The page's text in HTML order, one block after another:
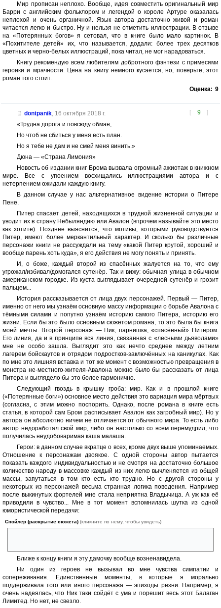
Мир прописан неплохо. Вообще, идея совместить оригинальный мир
Барри с английским фольклором и легендой о короле Артуре оказалась
неплохой и очень органичной. Язык автора достаточно живой и роман
читается легко и быстро. Ну и нельзя не отметить иллюстрации. В отзыве
на «Потерянных богов» я сетовал, что в книге было мало картинок. В
«Похитителе детей» их, что называется, додали: более трех десятков
цветных и черно-белых иллюстраций, пока читал, не мог нарадоваться.
Книгу рекомендую всем любителям добротного фэнтези с примесями
героики и мрачности. Цена на книгу немного кусается, но, поверьте, этот
роман того стоит.
Оценка: 9
[ 9 ]
dontpanik, 16 октября 2018 г.
«Трудна дорога и повсюду обман,
Но чтоб не сбиться у меня есть план.
Но я тебе не дам и не смей меня винить.»
Дюна — «Страна Лимония»
Новость об издании книг Брома вызвала огромный ажиотаж в книжном
мире. Все с упоением восхищались иллюстрациями автора и с
нетерпением ожидали каждую книгу.
В данном случае у нас альтернативное видение истории о Питере
Пене.
Питер спасает детей, находящихся в трудной жизненной ситуации и
уводит их в страну Небыляндию или Авалон (впрочем называйте это место
как хотите). Позднее выяснится, что мотивы, которыми руководствуется
Питер, имеют более меркантильный характер. И сколько бы различные
персонажи книги не рассуждали на тему «какой Питер крутой, хороший и
вообще парень хоть куда», я его действия не могу понять и принять.
И, о боже, каждый второй из спасённых жалуется на то, что ему
угрожал/избивал/домогался сутенёр. Так и вижу: обычная улица в обычном
американском городке. Из куста выглядывает очередной сутенёр и грозит
пальцем...
История рассказывается от лица двух персонажей. Первый — Питер,
именно от него мы узнаём основную массу информации о борьбе Авалона с
тёмными силами и попутно узнаём историю самого Питера, историю его
жизни. Если бы это было основным сюжетом романа, то это была бы книга
моей мечты. Второй персонаж — Ник, парнишка, «спасённый» Питером.
Его линия, да и в принципе вся линия, связанная с «лесными дьяволами»
мне не особо зашла. Выглядит это как нечто среднее между летним
лагерем бойскаутов и отрядом подростков-заключённых на каникулах. Как
по мне это лишняя вставка и тот же момент с возможностью превращения в
монстра не-местного-жителя-Авалона можно было бы рассказать от лица
Питера и выглядело бы это более гармонично.
Следующий гвоздь в крышку гроба: мир. Как и в прошлой книге
(«Потерянные боги») основное место действия это вариация мира мёртвых
(согласна, с этим можно поспорить. Однако, после романа в книге есть
статья, в которой сам Бром расписывает Авалон как загробный мир). Но у
автора он абсолютно ничем не отличается от обычного мира. То есть либо
автор недоработал свой мир, либо он настолько со всем перемудрил, что
получилась неудобоваримая каша малаша.
Герои: в данном случае вкратце о всех, кроме двух выше упоминаемых.
Отношение к персонажам двоякое. С одной стороны автор пытается
показать каждого индивидуальностью и не смотря на достаточно большое
количество народу в массовке каждый из них легко вычленяется из общей
массы, запутаться в том кто есть кто трудно. Но с другой стороны у
некоторых из персонажей весьма странная логика поведения. Например
после выкинутых фортелей мне стала неприятна Владычица. А уж как её
приводили в чувство... Мне в тот момент вспомнилась шутка из одной
юмористической передачи:
Спойлер (раскрытие сюжета) (кликните по нему, чтобы увидеть)
Ближе к концу книги я эту дамочку вообще возненавидела.
Ни один из героев не вызывал во мне чувства симпатии и
сопереживания. Единственные моменты, в которые я морально
поддерживала того или иного персонажа — эпизоды резни. Например, я
очень надеялась, что Ник таки сойдёт с ума и порешит весь этот Балаган
Лимитед. Но нет, не свезло.